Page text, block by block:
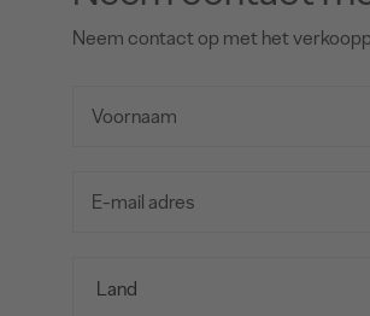
Neem contact op met het